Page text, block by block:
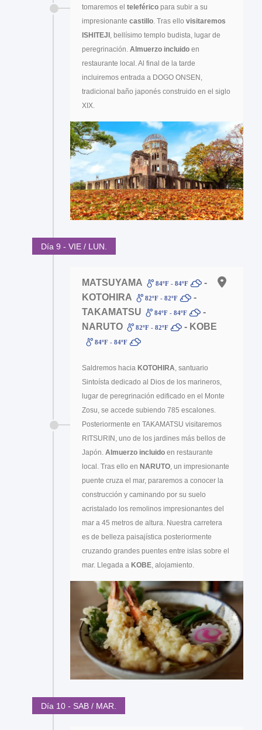
tomaremos el teleférico para subir a su
impresionante castillo. Tras ello visitaremos
ISHITEJI , bellísimo templo budista, lugar de
peregrinación. Almuerzo incluido en
restaurante local. Al final de la tarde
incluiremos entrada a DOGO ONSEN,
tradicional baño japonés construido en el siglo
XIX.
Día 9 - VIE / LUN.
MATSUYAMA 84ºF - 84ºF
-
KOTOHIRA
82ºF - 82ºF
-
TAKAMATSU
84ºF - 84ºF
-
NARUTO
82ºF - 82ºF - KOBE
84ºF - 84ºF
Saldremos hacia KOTOHIRA, santuario
Sintoísta dedicado al Dios de los marineros,
lugar de peregrinación edificado en el Monte
Zosu, se accede subiendo 785 escalones.
Posteriormente en TAKAMATSU visitaremos
RITSURIN, uno de los jardines más bellos de
Japón. Almuerzo incluido en restaurante
local. Tras ello en NARUTO, un impresionante
puente cruza el mar, pararemos a conocer la
construcción y caminando por su suelo
acristalado los remolinos impresionantes del
mar a 45 metros de altura. Nuestra carretera
es de belleza paisajística posteriormente
cruzando grandes puentes entre islas sobre el
mar. Llegada a KOBE, alojamiento.
Día 10 - SAB / MAR.